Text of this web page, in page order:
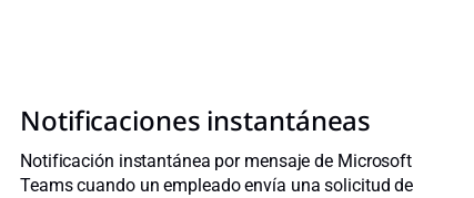
Notificaciones instantáneas
Notificación instantánea por mensaje de Microsoft
Teams cuando un empleado envía una solicitud de